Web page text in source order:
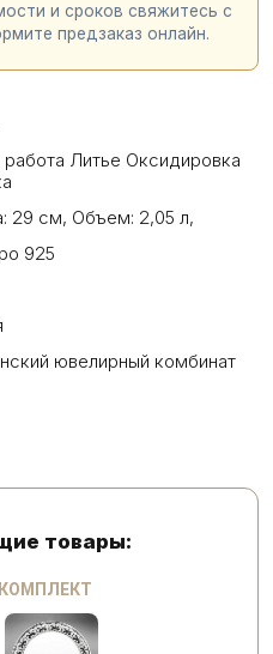
и сроков свяжитесь с
предзаказ онлайн.
работа Литье Оксидировка
29 см, Объем: 2,05 л,
925
ювелирный комбинат
товары: